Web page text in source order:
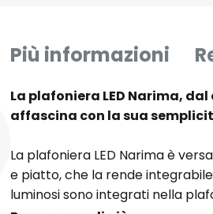
Più informazioni
La plafoniera LED Narima,
affascina con la sua
La plafoniera LED Narima è
e piatto, che la rende
luminosi sono integrati nella